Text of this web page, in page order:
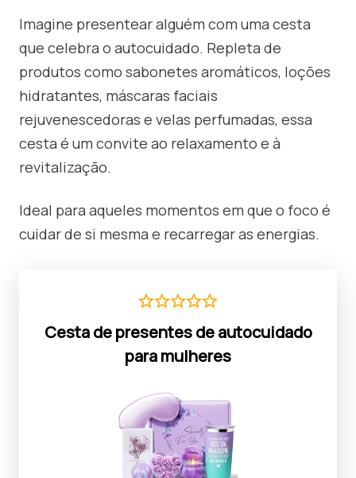
Imagine presentear alguém com uma cesta
que celebra o autocuidado. Repleta de
produtos como sabonetes aromáticos, loções
hidratantes, máscaras faciais
rejuvenescedoras e velas perfumadas, essa
cesta é um convite ao relaxamento e à
revitalização.
Ideal para aqueles momentos em que o foco é
cuidar de si mesma e recarregar as energias.
Cesta de presentes de autocuidado
para mulheres